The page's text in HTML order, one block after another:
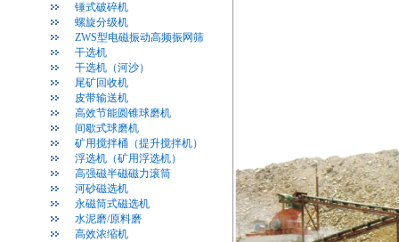
锤式破碎机
螺旋分级机
ZWS型电磁振动高频振网筛
干选机
干选机（河沙）
尾矿回收机
皮带输送机
高效节能圆锥球磨机
间歇式球磨机
矿用搅拌桶（提升搅拌机）
浮选机（矿用浮选机）
高强磁半磁磁力滚筒
河砂磁选机
永磁筒式磁选机
水泥磨/原料磨
高效浓缩机